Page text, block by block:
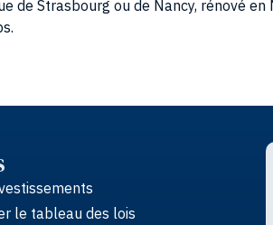
le tableau des lois